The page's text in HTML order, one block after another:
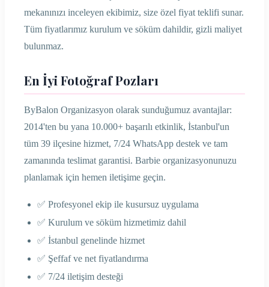
mekanınızı inceleyen ekibimiz, size özel fiyat teklifi sunar.
Tüm fiyatlarımız kurulum ve söküm dahildir, gizli maliyet
bulunmaz.
En İyi Fotoğraf Pozları
ByBalon Organizasyon olarak sunduğumuz avantajlar:
2014'ten bu yana 10.000+ başarılı etkinlik, İstanbul'un
tüm 39 ilçesine hizmet, 7/24 WhatsApp destek ve tam
zamanında teslimat garantisi. Barbie organizasyonunuzu
planlamak için hemen iletişime geçin.
✅ Profesyonel ekip ile kusursuz uygulama
✅ Kurulum ve söküm hizmetimiz dahil
✅ İstanbul genelinde hizmet
✅ Şeffaf ve net fiyatlandırma
✅ 7/24 iletişim desteği